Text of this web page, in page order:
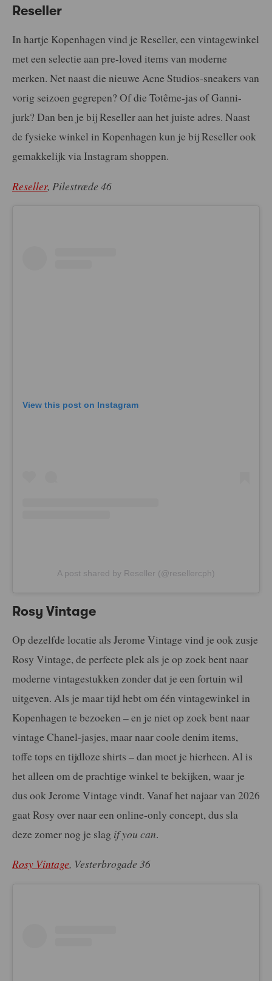
Reseller
In hartje Kopenhagen vind je Reseller, een vintagewinkel
met een selectie aan pre-loved items van moderne
merken. Net naast die nieuwe Acne Studios-sneakers van
vorig seizoen gegrepen? Of die Totême-jas of Ganni-
jurk? Dan ben je bij Reseller aan het juiste adres. Naast
de fysieke winkel in Kopenhagen kun je bij Reseller ook
gemakkelijk via Instagram shoppen.
Reseller, Pilestræde 46
View this post on Instagram
A post shared by Reseller (@resellercph)
Rosy Vintage
Op dezelfde locatie als Jerome Vintage vind je ook zusje
Rosy Vintage, de perfecte plek als je op zoek bent naar
moderne vintagestukken zonder dat je een fortuin wil
uitgeven. Als je maar tijd hebt om één vintagewinkel in
Kopenhagen te bezoeken – en je niet op zoek bent naar
vintage Chanel-jasjes, maar naar coole denim items,
toffe tops en tijdloze shirts – dan moet je hierheen. Al is
het alleen om de prachtige winkel te bekijken, waar je
dus ook Jerome Vintage vindt. Vanaf het najaar van 2026
gaat Rosy over naar een online-only concept, dus sla
deze zomer nog je slag if you can.
Rosy Vintage, Vesterbrogade 36